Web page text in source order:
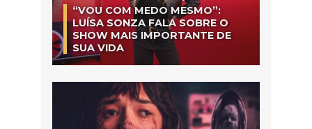
“VOU COM MEDO MESMO”:
LUÍSA SONZA FALA SOBRE O
SHOW MAIS IMPORTANTE DE
SUA VIDA